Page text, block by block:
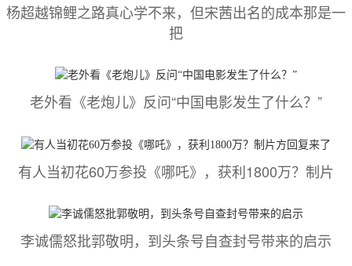
杨超越锦鲤之路真心学不来，但宋茜出名的成本那是一
把
老外看《老炮儿》反问“中国电影发生了什么？”
有人当初花60万参投《哪吒》，获利1800万？制片
李诚儒怒批郭敬明，到头条号自查封号带来的启示